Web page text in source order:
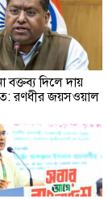
বক্তব্য দিলে দায়
রণধীর জয়সওয়াল